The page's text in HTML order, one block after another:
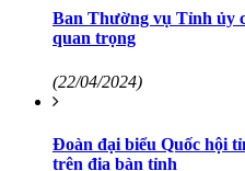
Ban Thường vụ Tỉnh ủy
quan trọng
(22/04/2024)
Đoàn đại biểu Quốc hội
trên địa bàn tỉnh